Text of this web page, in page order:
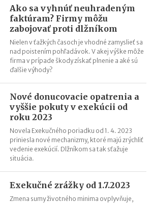
reštrukturalizácie a čo musí
Ako sa vyhnúť neuhradeným
faktúram? Firmy môžu
zabojovať proti dlžníkom
Nielen v ťažkých časoch je vhodné zamyslieť sa
nad poistením pohľadávok. V akej výške môže
firma v prípade škody získať plnenie a aké sú
ďalšie výhody?
Nové donucovacie opatrenia a
vyššie pokuty v exekúcii od
roku 2023
Novela Exekučného poriadku od 1. 4. 2023
priniesla nové mechanizmy, ktoré majú zrýchliť
vedenie exekúcií. Dlžníkom sa tak sťažuje
situácia.
Exekučné zrážky od 1.7.2023
Zmena sumy životného minima ovplyvňuje,